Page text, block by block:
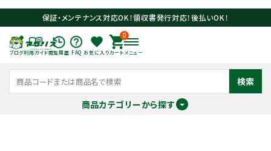
保証・メンテナンス対応OK！領収書発行対応！後払いOK！
ブログ利用ガイド閲覧履歴 FAQ お気に入り
0
カート メニュー
検索
商品カテゴリーから探す